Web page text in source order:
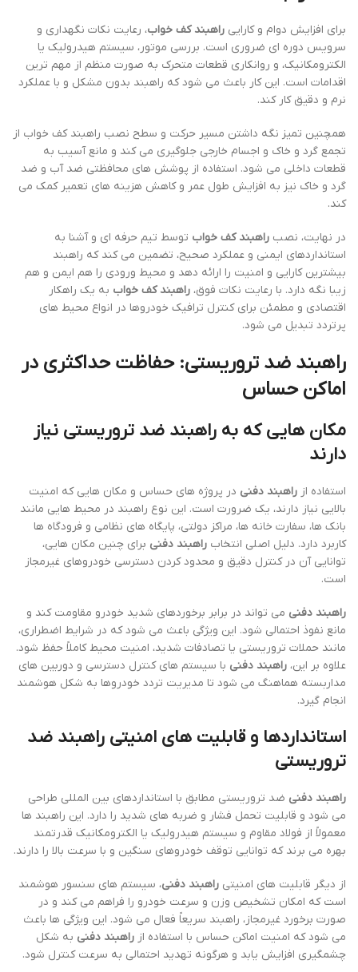
برای افزایش دوام و کارایی راهبند کف خواب، رعایت نکات نگهداری و
سرویس دوره ای ضروری است. بررسی موتور، سیستم هیدرولیک یا
الکترومکانیک، و روانکاری قطعات متحرک به صورت منظم از مهم ترین
اقدامات است. این کار باعث می شود که راهبند بدون مشکل و با عملکرد
نرم و دقیق کار کند.
همچنین تمیز نگه داشتن مسیر حرکت و سطح نصب راهبند کف خواب از
تجمع گرد و خاک و اجسام خارجی جلوگیری می کند و مانع آسیب به
قطعات داخلی می شود. استفاده از پوشش های محافظتی ضد آب و ضد
گرد و خاک نیز به افزایش طول عمر و کاهش هزینه های تعمیر کمک می
کند.
در نهایت، نصب راهبند کف خواب توسط تیم حرفه ای و آشنا به
استانداردهای ایمنی و عملکرد صحیح، تضمین می کند که راهبند
بیشترین کارایی و امنیت را ارائه دهد و محیط ورودی را هم ایمن و هم
زیبا نگه دارد. با رعایت نکات فوق، راهبند کف خواب به یک راهکار
اقتصادی و مطمئن برای کنترل ترافیک خودروها در انواع محیط های
پرتردد تبدیل می شود.
راهبند ضد تروریستی: حفاظت حداکثری در
اماکن حساس
مکان هایی که به راهبند ضد تروریستی نیاز
دارند
استفاده از راهبند دفنی در پروژه های حساس و مکان هایی که امنیت
بالایی نیاز دارند، یک ضرورت است. این نوع راهبند در محیط هایی مانند
بانک ها، سفارت خانه ها، مراکز دولتی، پایگاه های نظامی و فرودگاه ها
کاربرد دارد. دلیل اصلی انتخاب راهبند دفنی برای چنین مکان هایی،
توانایی آن در کنترل دقیق و محدود کردن دسترسی خودروهای غیرمجاز
است.
راهبند دفنی می تواند در برابر برخوردهای شدید خودرو مقاومت کند و
مانع نفوذ احتمالی شود. این ویژگی باعث می شود که در شرایط اضطراری،
مانند حملات تروریستی یا تصادفات شدید، امنیت محیط کاملاً حفظ شود.
علاوه بر این، راهبند دفنی با سیستم های کنترل دسترسی و دوربین های
مداربسته هماهنگ می شود تا مدیریت تردد خودروها به شکل هوشمند
انجام گیرد.
استانداردها و قابلیت های امنیتی راهبند ضد
تروریستی
راهبند دفنی ضد تروریستی مطابق با استانداردهای بین المللی طراحی
می شود و قابلیت تحمل فشار و ضربه های شدید را دارد. این راهبند ها
معمولاً از فولاد مقاوم و سیستم هیدرولیک یا الکترومکانیک قدرتمند
بهره می برند که توانایی توقف خودروهای سنگین و با سرعت بالا را دارند.
از دیگر قابلیت های امنیتی راهبند دفنی، سیستم های سنسور هوشمند
است که امکان تشخیص وزن و سرعت خودرو را فراهم می کند و در
صورت برخورد غیرمجاز، راهبند سریعاً فعال می شود. این ویژگی ها باعث
می شود که امنیت اماکن حساس با استفاده از راهبند دفنی به شکل
چشمگیری افزایش یابد و هرگونه تهدید احتمالی به سرعت کنترل شود.